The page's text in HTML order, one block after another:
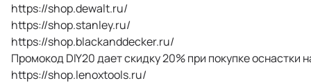
https://shop.dewalt.ru/
https://shop.stanley.ru/
https://shop.blackanddecker.ru/
Промокод DIY20 дает скидку 20% при покупке оснастки
https://shop.lenoxtools.ru/